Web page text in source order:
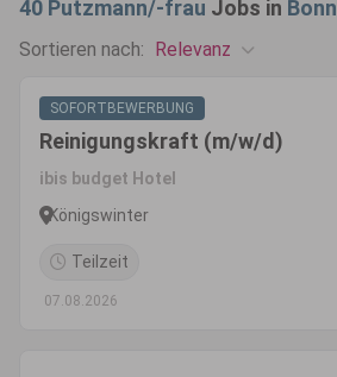
40 Putzmann/-frau Jobs in Bonn
Sortieren nach: Relevanz
SOFORTBEWERBUNG
Reinigungskraft (m/w/d)
ibis budget Hotel
Königswinter
Teilzeit
07.08.2026